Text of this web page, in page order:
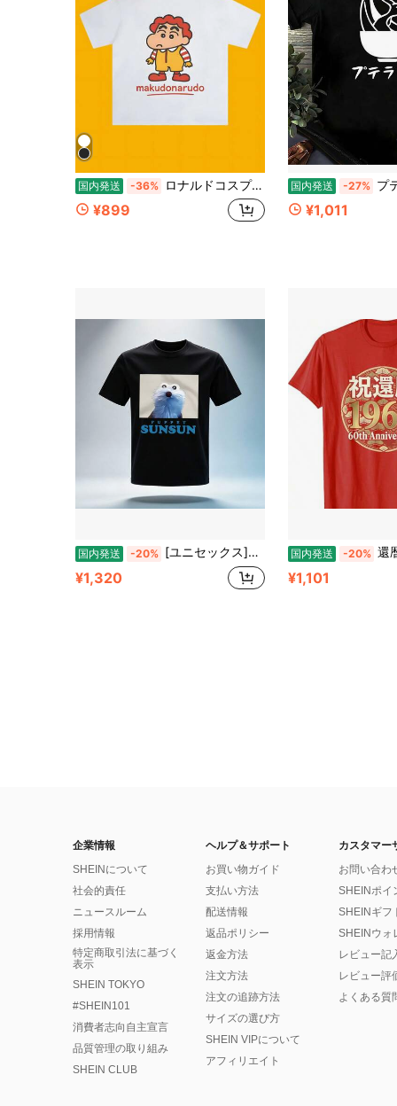
国内発送 -36% ロナルドコスプレ T シャツ――おもしろファストフードプリント半袖 T シャツ ユニセックス 夏用 純綿 アメリカンレトロ ノスタルジック トップス ゆったりカジュアル カップルコーデ パロディ クリエイティブ
¥899
国内発送 -27% プテラノドン 丼 恐
¥1,011
国内発送 -20% [ユニセックス]スンスンのかお 夏服 メンズ 半袖シャツ 綿 丸首 通気性 薄い 快適 レディース-SHIRT
¥1,320
国内発送 -20% 還暦 祝い 1966 60th Anniversary 祝還暦 記念 デザイン 家族 お祝い プレゼント向け Tシャツ
¥1,101
企業情報
SHEINについて
社会的責任
ニュースルーム
採用情報
特定商取引法に基づく
表示
SHEIN TOKYO
#SHEIN101
消費者志向自主宣言
品質管理の取り組み
SHEIN CLUB
ヘルプ＆サポート
お買い物ガイド
支払い方法
配送情報
返品ポリシー
返金方法
注文方法
注文の追跡方法
サイズの選び方
SHEIN VIPについて
アフィリエイト
カスタマー
お問い合わ
SHEINポイ
SHEINギフ
SHEINウォ
レビュー記
レビュー評
よくある質